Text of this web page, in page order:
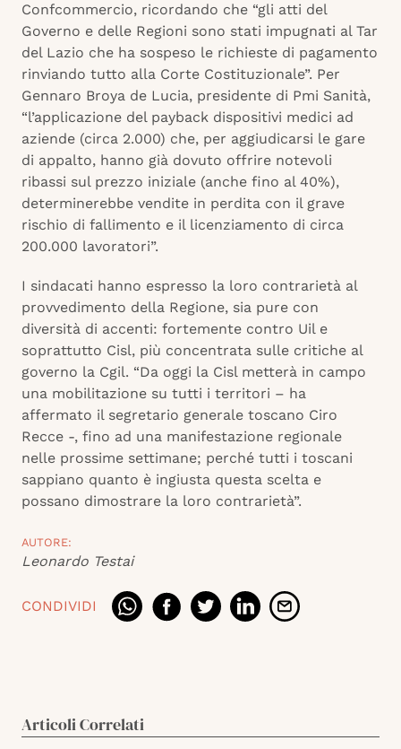
Confcommercio, ricordando che “gli atti del
Governo e delle Regioni sono stati impugnati al Tar
del Lazio che ha sospeso le richieste di pagamento
rinviando tutto alla Corte Costituzionale”. Per
Gennaro Broya de Lucia, presidente di Pmi Sanità,
“l’applicazione del payback dispositivi medici ad
aziende (circa 2.000) che, per aggiudicarsi le gare
di appalto, hanno già dovuto offrire notevoli
ribassi sul prezzo iniziale (anche fino al 40%),
determinerebbe vendite in perdita con il grave
rischio di fallimento e il licenziamento di circa
200.000 lavoratori”.
I sindacati hanno espresso la loro contrarietà al
provvedimento della Regione, sia pure con
diversità di accenti: fortemente contro Uil e
soprattutto Cisl, più concentrata sulle critiche al
governo la Cgil. “Da oggi la Cisl metterà in campo
una mobilitazione su tutti i territori – ha
affermato il segretario generale toscano Ciro
Recce -, fino ad una manifestazione regionale
nelle prossime settimane; perché tutti i toscani
sappiano quanto è ingiusta questa scelta e
possano dimostrare la loro contrarietà”.
AUTORE:
Leonardo Testai
CONDIVIDI
Articoli Correlati